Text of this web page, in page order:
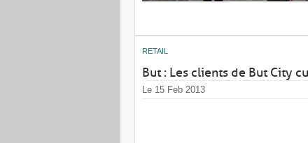
RETAIL
But : Les clients de But City
Le 15 Feb 2013